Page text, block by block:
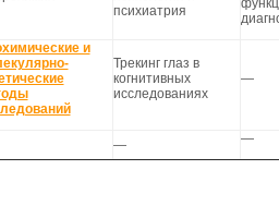
психиатрия
и
Трекинг глаз в
когнитивных
исследованиях
—
—
—